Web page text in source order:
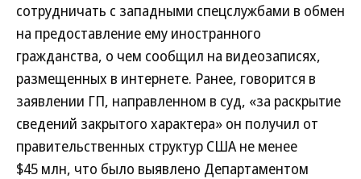
сотрудничать с западными спецслужбами в обмен
на предоставление ему иностранного
гражданства, о чем сообщил на видеозаписях,
размещенных в интернете. Ранее, говорится в
заявлении ГП, направленном в суд, «за раскрытие
сведений закрытого характера» он получил от
правительственных структур США не менее
$45 млн, что было выявлено Департаментом